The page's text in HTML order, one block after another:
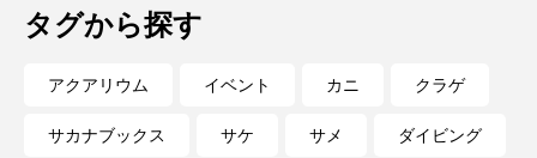
海綿動物
タグから探す
アクアリウム イベント カニ クラゲ
サカナブックス サケ サメ ダイビング